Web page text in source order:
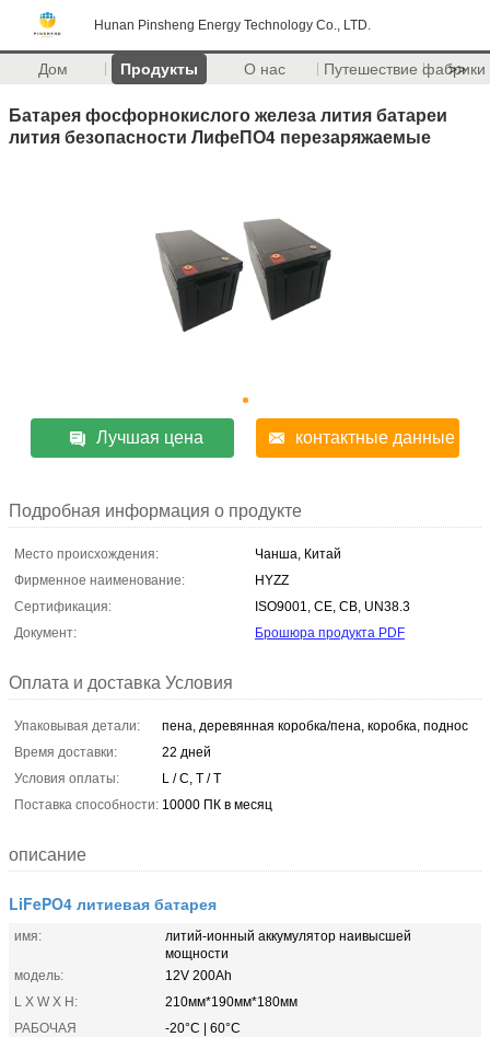
Hunan Pinsheng Energy Technology Co., LTD.
Дом Продукты О нас Путешествие фабрики
>>
Батарея фосфорнокислого железа лития батареи
лития безопасности ЛифеПО4 перезаряжаемые
Лучшая цена контактные данные
Подробная информация о продукте
Место происхождения:
Чанша, Китай
Фирменное наименование:
HYZZ
Сертификация:
ISO9001, CE, CB, UN38.3
Документ:
Брошюра продукта PDF
Оплата и доставка Условия
Упаковывая детали:
пена, деревянная коробка/пена, коробка, поднос
Время доставки:
22 дней
Условия оплаты:
L / C, T / T
Поставка способности: 10000 ПК в месяц
описание
LiFePO4 литиевая батарея
имя:
литий-ионный аккумулятор наивысшей
мощности
модель:
12V 200Ah
L X W X H:
210мм*190мм*180мм
РАБОЧАЯ
-20°C | 60°C